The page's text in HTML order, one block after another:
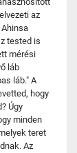
az
tested is
mérési
láb
láb." A
hogy
Úgy
minden
teret
Az